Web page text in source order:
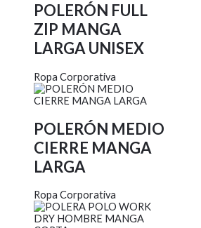
POLERÓN FULL
ZIP MANGA
LARGA UNISEX
Ropa Corporativa
POLERÓN MEDIO
CIERRE MANGA
LARGA
Ropa Corporativa